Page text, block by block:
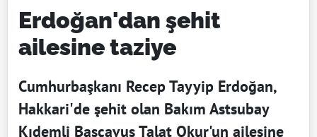
Erdoğan'dan şehit
ailesine taziye
Cumhurbaşkanı Recep Tayyip Erdoğan,
Hakkari'de şehit olan Bakım Astsubay
Kıdemli Başçavuş Talat Okur'un ailesine